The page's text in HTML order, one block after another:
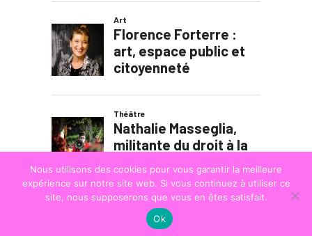
© COPYRIGHTLA STRADA
Nous utilisons des cookies pour vous garantir la meilleure
expérience sur notre site web. Si vous continuez à utiliser ce
site, nous supposerons que vous en êtes satisfait.
Ok